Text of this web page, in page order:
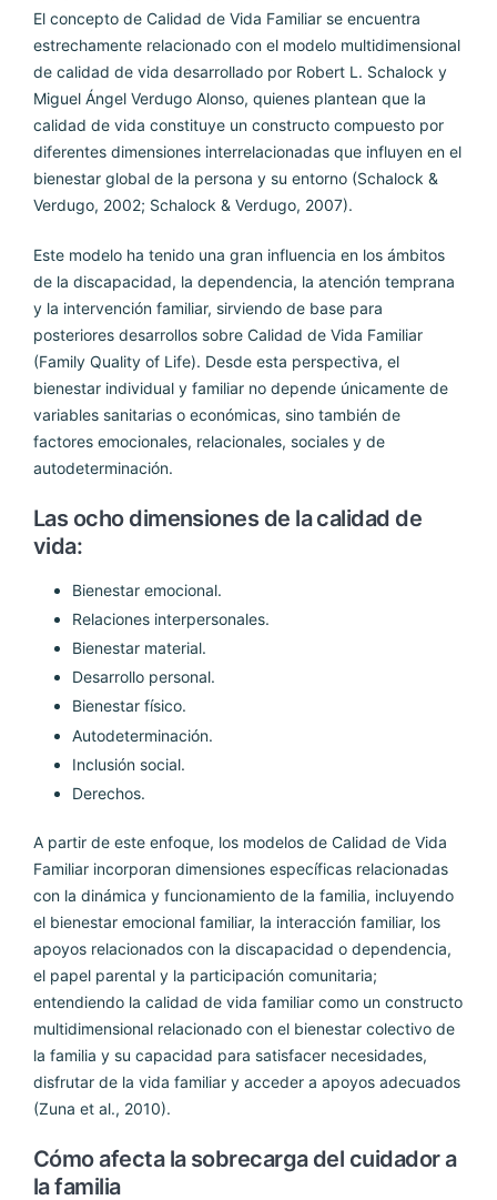
El concepto de Calidad de Vida Familiar se encuentra
estrechamente relacionado con el modelo multidimensional
de calidad de vida desarrollado por Robert L. Schalock y
Miguel Ángel Verdugo Alonso, quienes plantean que la
calidad de vida constituye un constructo compuesto por
diferentes dimensiones interrelacionadas que influyen en el
bienestar global de la persona y su entorno (Schalock &
Verdugo, 2002; Schalock & Verdugo, 2007).
Este modelo ha tenido una gran influencia en los ámbitos
de la discapacidad, la dependencia, la atención temprana
y la intervención familiar, sirviendo de base para
posteriores desarrollos sobre Calidad de Vida Familiar
(Family Quality of Life). Desde esta perspectiva, el
bienestar individual y familiar no depende únicamente de
variables sanitarias o económicas, sino también de
factores emocionales, relacionales, sociales y de
autodeterminación.
Las ocho dimensiones de la calidad de
vida:
Bienestar emocional.
Relaciones interpersonales.
Bienestar material.
Desarrollo personal.
Bienestar físico.
Autodeterminación.
Inclusión social.
Derechos.
A partir de este enfoque, los modelos de Calidad de Vida
Familiar incorporan dimensiones específicas relacionadas
con la dinámica y funcionamiento de la familia, incluyendo
el bienestar emocional familiar, la interacción familiar, los
apoyos relacionados con la discapacidad o dependencia,
el papel parental y la participación comunitaria;
entendiendo la calidad de vida familiar como un constructo
multidimensional relacionado con el bienestar colectivo de
la familia y su capacidad para satisfacer necesidades,
disfrutar de la vida familiar y acceder a apoyos adecuados
(Zuna et al., 2010).
Cómo afecta la sobrecarga del cuidador a
la familia